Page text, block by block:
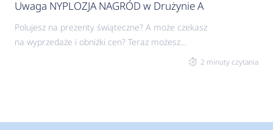
Uwaga NYPLOZJA NAGRÓD w Drużynie A
Polujesz na prezenty świąteczne? A może czekasz
na wyprzedaże i obniżki cen? Teraz możesz
2 minuty czytania